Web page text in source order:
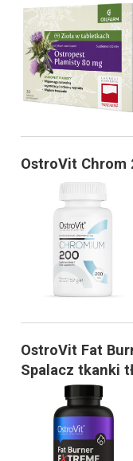
OstroVit Chrom
OstroVit Fat
Spalacz tkanki